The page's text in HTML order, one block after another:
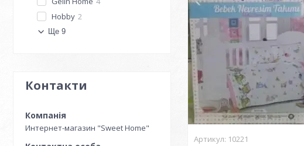
Hobby 2
Ще 9
Контакти
Интернет-магазин "Sweet Home"
10221